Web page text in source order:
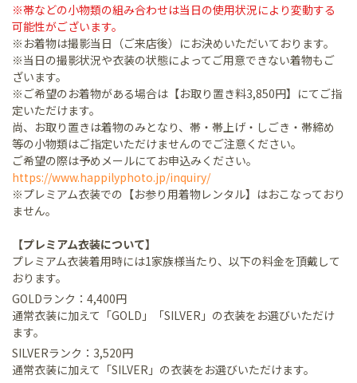
※帯などの小物類の組み合わせは当日の使用状況により変動する
可能性がございます。
※お着物は撮影当日（ご来店後）にお決めいただいております。
※当日の撮影状況や衣装の状態によってご用意できない着物もご
ざいます。
※ご希望のお着物がある場合は【お取り置き料3,850円】にてご指
定いただけます。
尚、お取り置きは着物のみとなり、帯・帯上げ・しごき・帯締め
等の小物類はご指定いただけませんのでご注意ください。
ご希望の際は予めメールにてお申込みください。
https://www.happilyphoto.jp/inquiry/
※プレミアム衣装での【お参り用着物レンタル】はおこなっており
ません。
【プレミアム衣装について】
プレミアム衣装着用時には1家族様当たり、以下の料金を頂戴して
おります。
GOLDランク：4,400円
通常衣装に加えて「GOLD」「SILVER」の衣装をお選びいただけ
ます。
SILVERランク：3,520円
通常衣装に加えて「SILVER」の衣装をお選びいただけます。